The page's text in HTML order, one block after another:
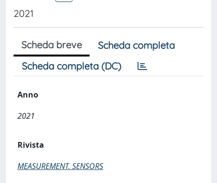
2021
Scheda breve
Scheda completa
Scheda completa (DC)
Anno
2021
Rivista
MEASUREMENT. SENSORS